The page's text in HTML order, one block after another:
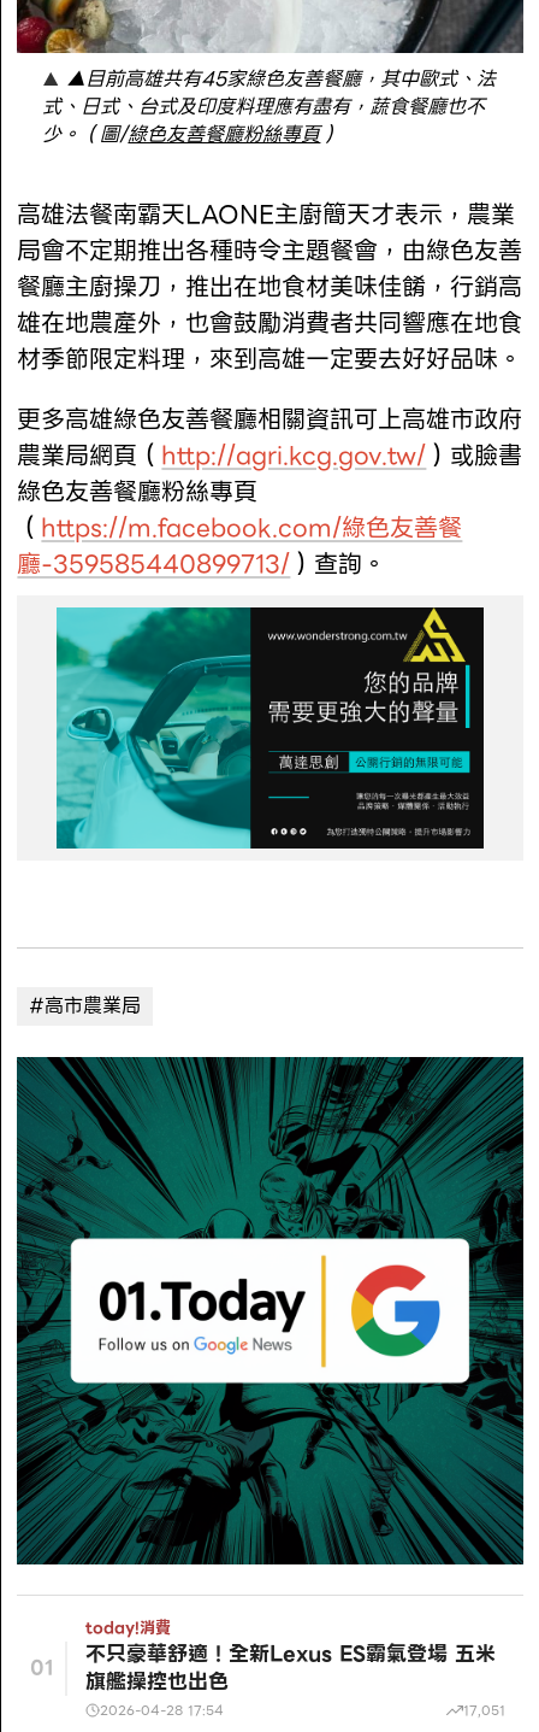
▲目前高雄共有45家綠色友善餐廳，其中歐式、法
式、日式、台式及印度料理應有盡有，蔬食餐廳也不
少。（圖/綠色友善餐廳粉絲專頁）
高雄法餐南霸天LAONE主廚簡天才表示，農業
局會不定期推出各種時令主題餐會，由綠色友善
餐廳主廚操刀，推出在地食材美味佳餚，行銷高
雄在地農產外，也會鼓勵消費者共同響應在地食
材季節限定料理，來到高雄一定要去好好品味。
更多高雄綠色友善餐廳相關資訊可上高雄市政府
農業局網頁（ http://agri.kcg.gov.tw/）或臉書
綠色友善餐廳粉絲專頁
（ https://m.facebook.com/綠色友善餐
廳-359585440899713/）查詢。
#高市農業局
01
today!消費
不只豪華舒適！全新Lexus ES霸氣登場 五米
旗艦操控也出色
2026-04-28 17:54 17,051